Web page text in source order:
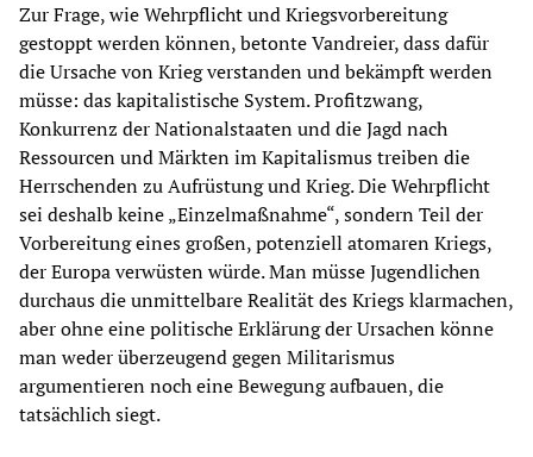
Zur Frage, wie Wehrpflicht und Kriegsvorbereitung
gestoppt werden können, betonte Vandreier, dass dafür
die Ursache von Krieg verstanden und bekämpft werden
müsse: das kapitalistische System. Profitzwang,
Konkurrenz der Nationalstaaten und die Jagd nach
Ressourcen und Märkten im Kapitalismus treiben die
Herrschenden zu Aufrüstung und Krieg. Die Wehrpflicht
sei deshalb keine „Einzelmaßnahme“, sondern Teil der
Vorbereitung eines großen, potenziell atomaren Kriegs,
der Europa verwüsten würde. Man müsse Jugendlichen
durchaus die unmittelbare Realität des Kriegs klarmachen,
aber ohne eine politische Erklärung der Ursachen könne
man weder überzeugend gegen Militarismus
argumentieren noch eine Bewegung aufbauen, die
tatsächlich siegt.